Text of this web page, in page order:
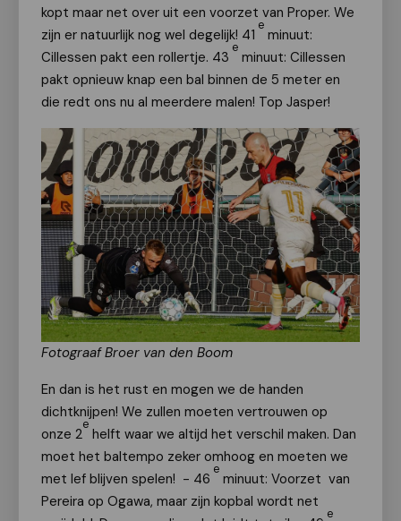
kopt maar net over uit een voorzet van Proper. We
zijn er natuurlijk nog wel degelijk! 41
e
minuut:
Cillessen pakt een rollertje. 43
e
minuut: Cillessen
pakt opnieuw knap een bal binnen de 5 meter en
die redt ons nu al meerdere malen! Top Jasper!
Fotograaf Broer van den Boom
En dan is het rust en mogen we de handen
dichtknijpen! We zullen moeten vertrouwen op
onze 2
e
helft waar we altijd het verschil maken. Dan
moet het baltempo zeker omhoog en moeten we
met lef blijven spelen! - 46
e
minuut: Voorzet van
Pereira op Ogawa, maar zijn kopbal wordt net
e